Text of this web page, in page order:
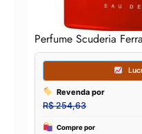
Perfume Scuderia